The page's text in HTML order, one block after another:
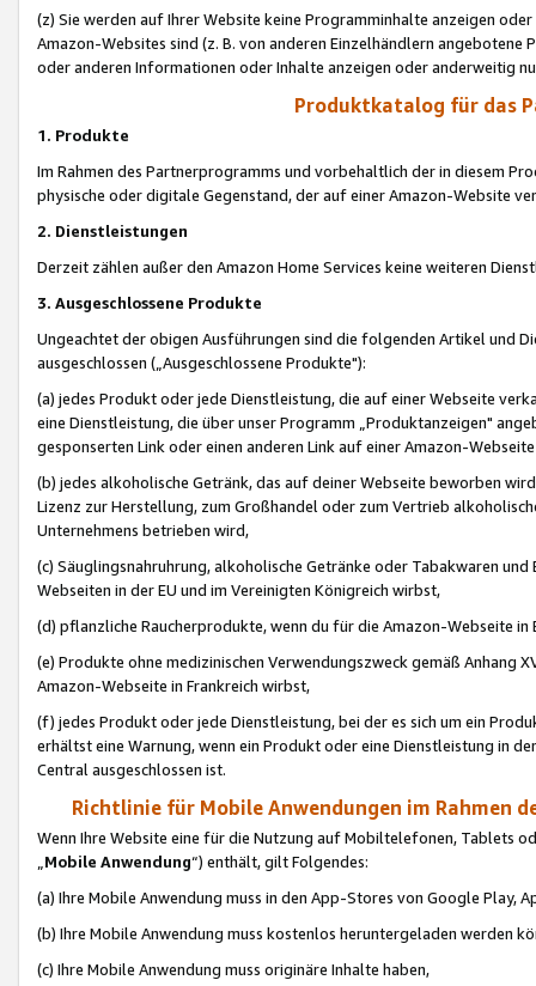
(z) Sie werden auf Ihrer Website keine Programminhalte anzeigen
Amazon-Websites sind (z. B. von anderen Einzelhändlern
oder anderen Informationen oder Inhalte anzeigen oder anderweitig
Produktkatalog für das
1. Produkte
Im Rahmen des Partnerprogramms und vorbehaltlich der in diesem
physische oder digitale Gegenstand, der auf einer Amazon-Website
2. Dienstleistungen
Derzeit zählen außer den Amazon Home Services keine weiteren
3. Ausgeschlossene Produkte
Ungeachtet der obigen Ausführungen sind die folgenden Artikel und
ausgeschlossen („Ausgeschlossene Produkte"):
(a) jedes Produkt oder jede Dienstleistung, die auf einer Webseite
eine Dienstleistung, die über unser Programm „Produktanzeigen"
gesponserten Link oder einen anderen Link auf einer Amazon-
(b) jedes alkoholische Getränk, das auf deiner Webseite beworben
Lizenz zur Herstellung, zum Großhandel oder zum Vertrieb
Unternehmens betrieben wird,
(c) Säuglingsnahruhrung, alkoholische Getränke oder Tabakwaren
Webseiten in der EU und im Vereinigten Königreich wirbst,
(d) pflanzliche Raucherprodukte, wenn du für die Amazon-Webseite in
(e) Produkte ohne medizinischen Verwendungszweck gemäß Anhang
Amazon-Webseite in Frankreich wirbst,
(f) jedes Produkt oder jede Dienstleistung, bei der es sich um ein
erhältst eine Warnung, wenn ein Produkt oder eine Dienstleistung in
Central ausgeschlossen ist.
Richtlinie für Mobile Anwendungen im Rahmen
Wenn Ihre Website eine für die Nutzung auf Mobiltelefonen, Tablets
„Mobile Anwendung“) enthält, gilt Folgendes:
(a) Ihre Mobile Anwendung muss in den App-Stores von Google Play,
(b) Ihre Mobile Anwendung muss kostenlos heruntergeladen werden
(c) Ihre Mobile Anwendung muss originäre Inhalte haben,